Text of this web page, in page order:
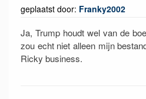
geplaatst door: Franky2002
Ja, Trump houdt wel van de
zou echt niet alleen mijn
Ricky business.